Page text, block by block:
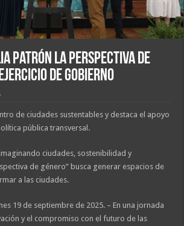
Patrón la perspectiva de
de gobierno
de ciudades sustentables y destaca el apoyo
pública transversal.
ciudades, sostenibilidad y
de género” busca generar espacios de
a las ciudades.
19 de septiembre de 2025. – En una jornada
y el compromiso con el futuro de las